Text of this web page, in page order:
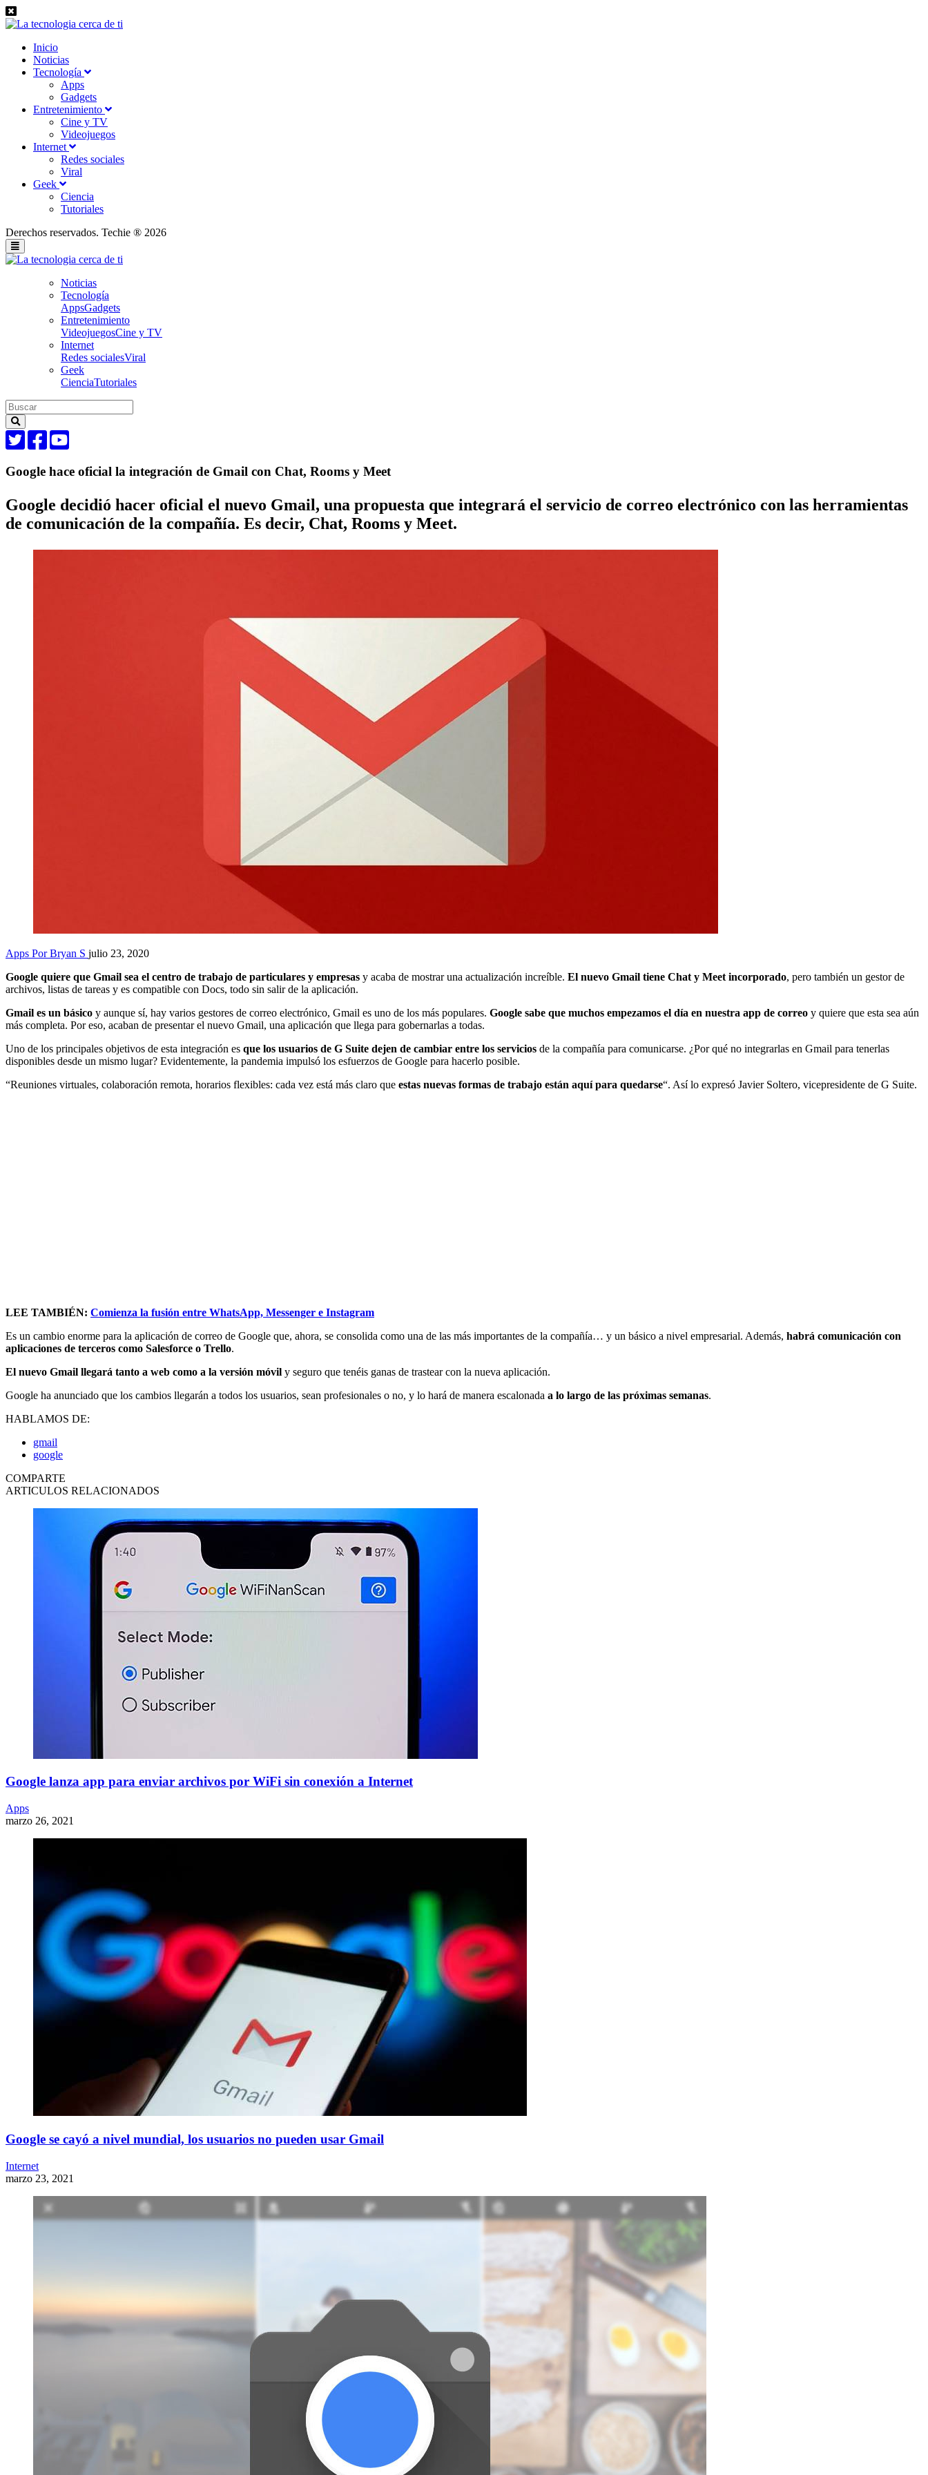
Inicio
Noticias
Tecnología
Apps
Gadgets
Entretenimiento
Cine y TV
Videojuegos
Internet
Redes sociales
Viral
Geek
Ciencia
Tutoriales
Derechos reservados. Techie ® 2026
Noticias
Tecnología
AppsGadgets
Entretenimiento
VideojuegosCine y TV
Internet
Redes socialesViral
Geek
CienciaTutoriales
Google hace oficial la integración de Gmail con Chat, Rooms y Meet
Google decidió hacer oficial el nuevo Gmail, una propuesta que integrará el servicio de correo electrónico con las herramientas
de comunicación de la compañía. Es decir, Chat, Rooms y Meet.
Apps Por Bryan S julio 23, 2020
Google quiere que Gmail sea el centro de trabajo de particulares y empresas y acaba de mostrar una actualización increíble. El nuevo Gmail tiene Chat y Meet incorporado, pero también un gestor de
archivos, listas de tareas y es compatible con Docs, todo sin salir de la aplicación.
Gmail es un básico y aunque sí, hay varios gestores de correo electrónico, Gmail es uno de los más populares. Google sabe que muchos empezamos el día en nuestra app de correo y quiere que esta sea aún
más completa. Por eso, acaban de presentar el nuevo Gmail, una aplicación que llega para gobernarlas a todas.
Uno de los principales objetivos de esta integración es que los usuarios de G Suite dejen de cambiar entre los servicios de la compañía para comunicarse. ¿Por qué no integrarlas en Gmail para tenerlas
disponibles desde un mismo lugar? Evidentemente, la pandemia impulsó los esfuerzos de Google para hacerlo posible.
“Reuniones virtuales, colaboración remota, horarios flexibles: cada vez está más claro que estas nuevas formas de trabajo están aquí para quedarse“. Así lo expresó Javier Soltero, vicepresidente de G Suite.
LEE TAMBIÉN: Comienza la fusión entre WhatsApp, Messenger e Instagram
Es un cambio enorme para la aplicación de correo de Google que, ahora, se consolida como una de las más importantes de la compañía… y un básico a nivel empresarial. Además, habrá comunicación con
aplicaciones de terceros como Salesforce o Trello.
El nuevo Gmail llegará tanto a web como a la versión móvil y seguro que tenéis ganas de trastear con la nueva aplicación.
Google ha anunciado que los cambios llegarán a todos los usuarios, sean profesionales o no, y lo hará de manera escalonada a lo largo de las próximas semanas.
HABLAMOS DE:
gmail
google
COMPARTE
ARTICULOS RELACIONADOS
Google lanza app para enviar archivos por WiFi sin conexión a Internet
Apps
marzo 26, 2021
Google se cayó a nivel mundial, los usuarios no pueden usar Gmail
Internet
marzo 23, 2021